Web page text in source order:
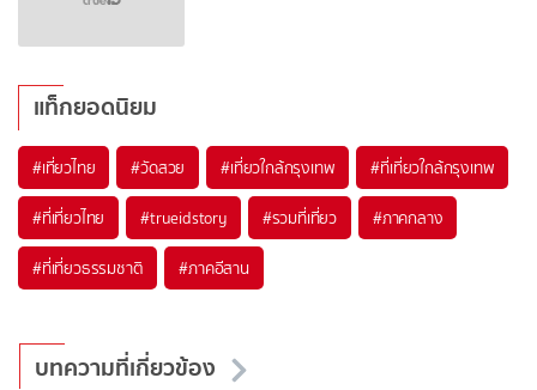
แท็กยอดนิยม
#เที่ยวไทย #วัดสวย #เที่ยวใกล้กรุงเทพ #ที่เที่ยวใกล้กรุงเทพ
#ที่เที่ยวไทย #trueidstory #รวมที่เที่ยว #ภาคกลาง
#ที่เที่ยวธรรมชาติ #ภาคอีสาน
บทความที่เกี่ยวข้อง